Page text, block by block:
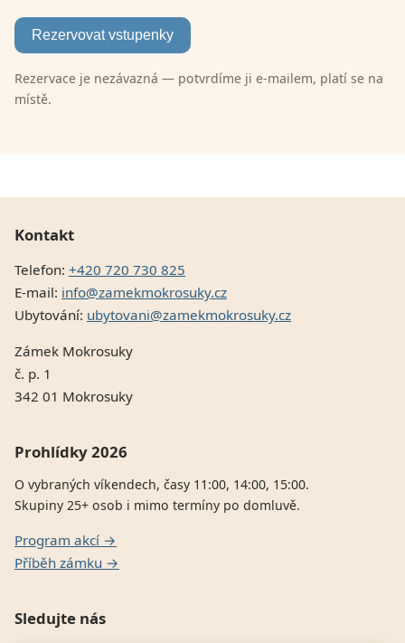
Rezervovat vstupenky
Rezervace je nezávazná — potvrdíme ji e-mailem, platí se na
místě.
Kontakt
Telefon: +420 720 730 825
E-mail: info@zamekmokrosuky.cz
Ubytování: ubytovani@zamekmokrosuky.cz
Zámek Mokrosuky
č. p. 1
342 01 Mokrosuky
Prohlídky 2026
O vybraných víkendech, časy 11:00, 14:00, 15:00.
Skupiny 25+ osob i mimo termíny po domluvě.
Program akcí →
Příběh zámku →
Sledujte nás